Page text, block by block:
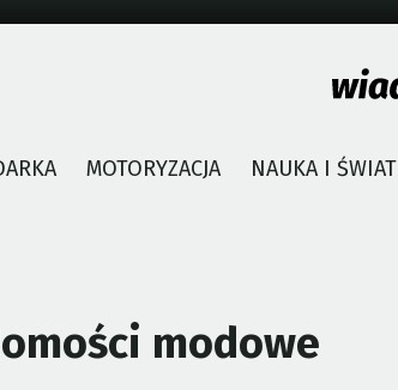
MOTORYZACJA NAUKA I ŚWIAT
modowe